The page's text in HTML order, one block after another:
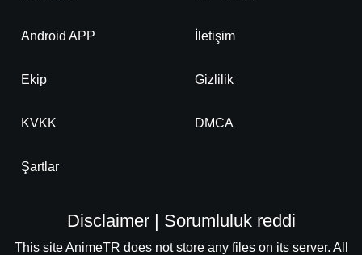
Android APP İletişim
Ekip Gizlilik
KVKK DMCA
Şartlar
Disclaimer | Sorumluluk reddi
This site AnimeTR does not store any files on its server. All